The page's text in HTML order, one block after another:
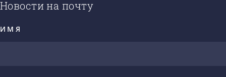
Новости на почту
ИМЯ